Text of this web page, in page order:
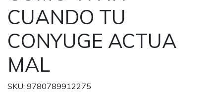
CUANDO TU
CONYUGE ACTUA
MAL
SKU: 9780789912275